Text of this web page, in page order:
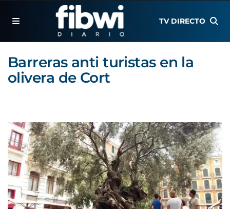
TV DIRECTO
Barreras anti turistas en la
olivera de Cort